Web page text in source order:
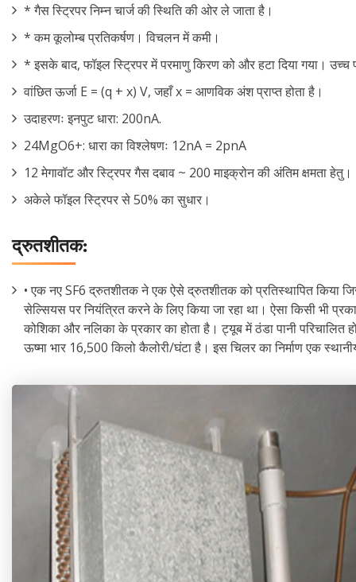
* गैस स्ट्रिपर निम्न चार्ज की स्थिति की ओर ले जाता है।
* कम कूलोम्ब प्रतिकर्षण। विचलन में कमी।
* इसके बाद, फॉइल स्ट्रिपर में परमाणु किरण को और हटा दिया गया। उच्च
वांछित ऊर्जा E = (q + x) V, जहाँ x = आणविक अंश प्राप्त होता है।
उदाहरणः इनपुट धारा: 200nA.
24MgO6+: धारा का विश्लेषणः 12nA = 2pnA
12 मेगावॉट और स्ट्रिपर गैस दबाव ~ 200 माइक्रोन की अंतिम क्षमता हेतु।
अकेले फॉइल स्ट्रिपर से 50% का सुधार।
द्रुतशीतक:
• एक नए SF6 द्रुतशीतक ने एक ऐसे द्रुतशीतक को प्रतिस्थापित किया
सेल्सियस पर नियंत्रित करने के लिए किया जा रहा था। ऐसा किसी भी
कोशिका और नलिका के प्रकार का होता है। ट्यूब में ठंडा पानी
ऊष्मा भार 16,500 किलो कैलोरी/घंटा है। इस चिलर का निर्माण एक